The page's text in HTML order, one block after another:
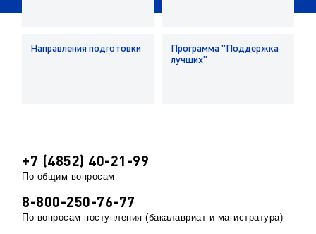
Направления подготовки
Программа "Поддержка
лучших"
+7 (4852) 40-21-99
По общим вопросам
8-800-250-76-77
По вопросам поступления (бакалавриат и магистратура)